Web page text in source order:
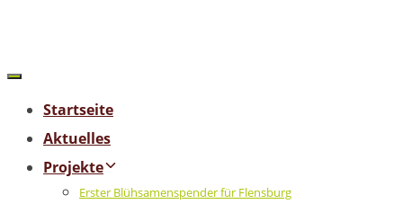
Startseite
Aktuelles
Projekte
Erster Blühsamenspender für Flensburg